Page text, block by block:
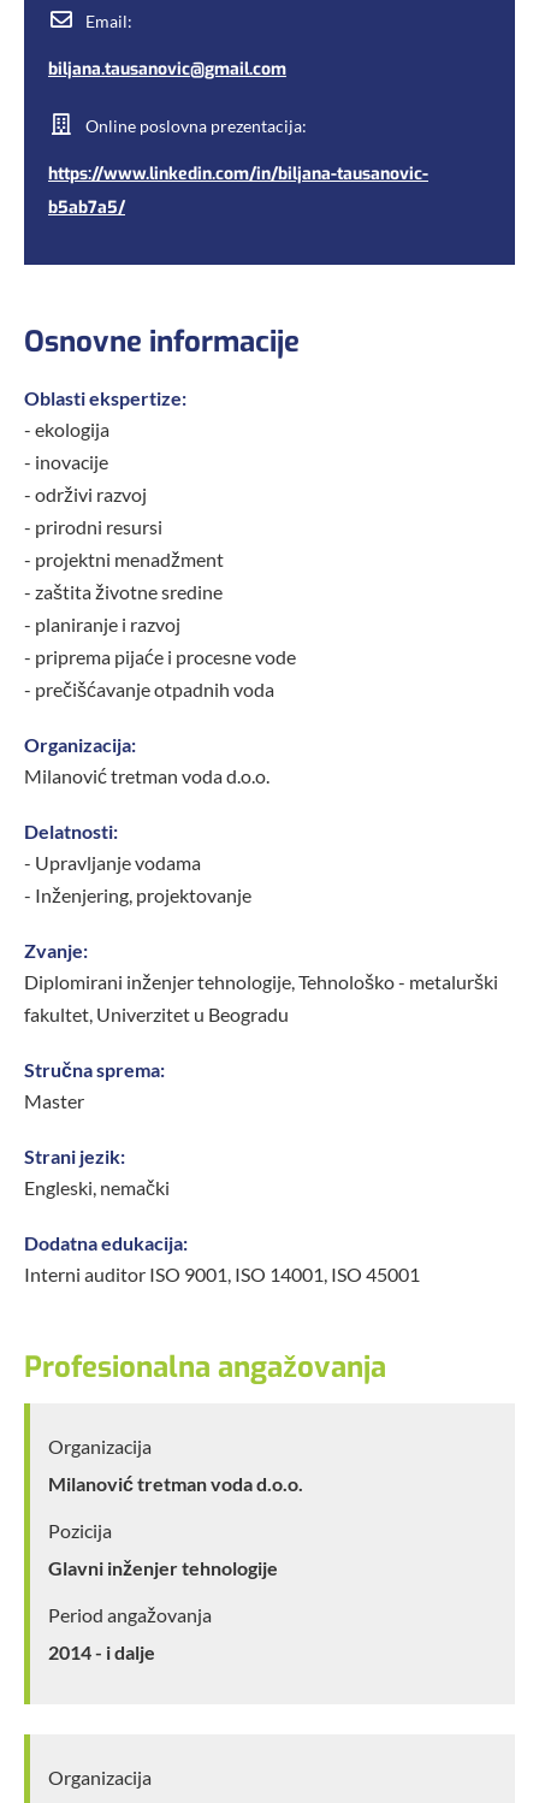
Email:
biljana.tausanovic@gmail.com
Online poslovna prezentacija:
https://www.linkedin.com/in/biljana-tausanovic-
b5ab7a5/
Osnovne informacije
Oblasti ekspertize:
- ekologija
- inovacije
- održivi razvoj
- prirodni resursi
- projektni menadžment
- zaštita životne sredine
- planiranje i razvoj
- priprema pijaće i procesne vode
- prečišćavanje otpadnih voda
Organizacija:
Milanović tretman voda d.o.o.
Delatnosti:
- Upravljanje vodama
- Inženjering, projektovanje
Zvanje:
Diplomirani inženjer tehnologije, Tehnološko - metalurški
fakultet, Univerzitet u Beogradu
Stručna sprema:
Master
Strani jezik:
Engleski, nemački
Dodatna edukacija:
Interni auditor ISO 9001, ISO 14001, ISO 45001
Profesionalna angažovanja
Organizacija
Milanović tretman voda d.o.o.
Pozicija
Glavni inženjer tehnologije
Period angažovanja
2014 - i dalje
Organizacija